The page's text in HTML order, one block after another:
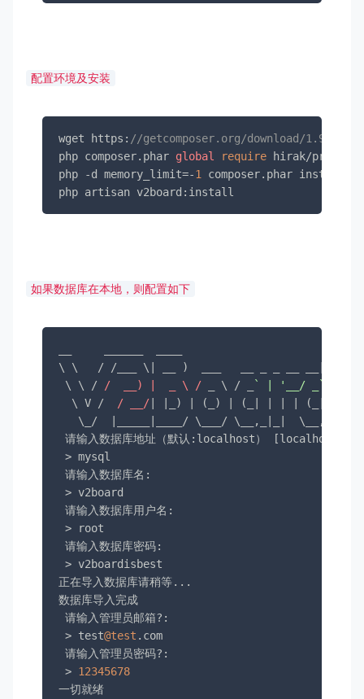
配置环境及安装
wget https : //getcomposer.org/download/1.9.0/
php composer. phar global require hirak/
php -d memory_limit=-1 composer. phar install
php artisan v2board :install
如果数据库在本地，则配置如下
\ \   / /___ \| __ )  ___   __ _ _ __ __| |
\ \ /
/  __) |  _ \ / _ \ / _ ` | '__/ _`
  \ V /
/ __/ | |_) | (_) | (_| | | | (_| |
   \_/  |_____|____/ \___/ \__,_|_|  \__,_|
请输入数据库地址（默认:localhost） [localhost]:
> mysql
请输入数据库名:
> v2board
请输入数据库用户名:
> root
请输入数据库密码:
> v2boardisbest
正在导入数据库请稍等...
数据库导入完成
请输入管理员邮箱?:
> test@test . com
请输入管理员密码?:
> 12345678
一切就绪